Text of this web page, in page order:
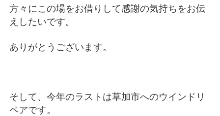
方々にこの場をお借りして感謝の気持ちをお伝
えしたいです。
ありがとうございます。
そして、今年のラストは草加市へのウインドリ
ペアです。